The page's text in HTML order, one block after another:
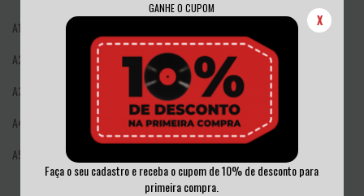
GANHE O CUPOM
X
Faça o seu cadastro e receba o cupom de 10% de desconto para
primeira compra.
A1 Creation's Scourge
A2 Kings Of Killing
A3 Apocalyptic Victory
A4 Aborticide (In The Crypts Of Holiness)
A5 March Of Black Hordes